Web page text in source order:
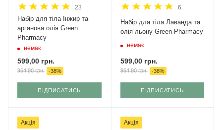
23
Набір для тіла Інжир та
арганова олія Green
Pharmacy
немає
599,00 грн.
964,90грн. -38%
ПІДПИСАТИСЬ
6
Набір для тіла Лаванда та
олія льону Green Pharmacy
немає
599,00грн.
964,90грн. -38%
ПІДПИСАТИСЬ
Акція Акція